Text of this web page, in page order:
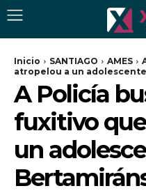
Inicio SANTIAGO AMES
atropelou a un adolescente
A Policía
fuxitivo
un